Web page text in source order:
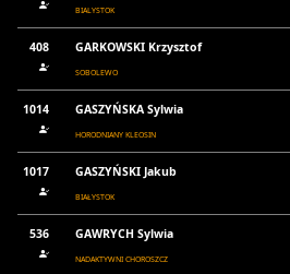
BIALYSTOK
408 GARKOWSKI Krzysztof
SOBOLEWO
1014 GASZYŃSKA Sylwia
HORODNIANY KLEOSIN
1017 GASZYŃSKI Jakub
BIAŁYSTOK
536 GAWRYCH Sylwia
NADAKTYWNI CHOROSZCZ